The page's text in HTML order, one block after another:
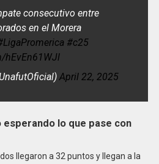
consecutivo entre
en el Morera
#c25
hEvEn61WJl
April 22, 2025
lo que pase con
llegaron a 32 puntos y llegan a la